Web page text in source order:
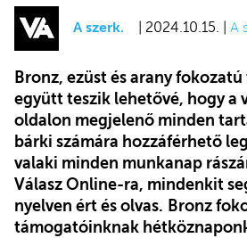
A szerk. | 2024.10.15. | A
Bronz, ezüst és arany
együtt teszik lehetővé, hogy a
oldalon megjelenő minden
bárki számára hozzáférhető
valaki minden munkanap
Válasz Online-ra, mindenkit
nyelven ért és olvas. Bronz
támogatóinknak